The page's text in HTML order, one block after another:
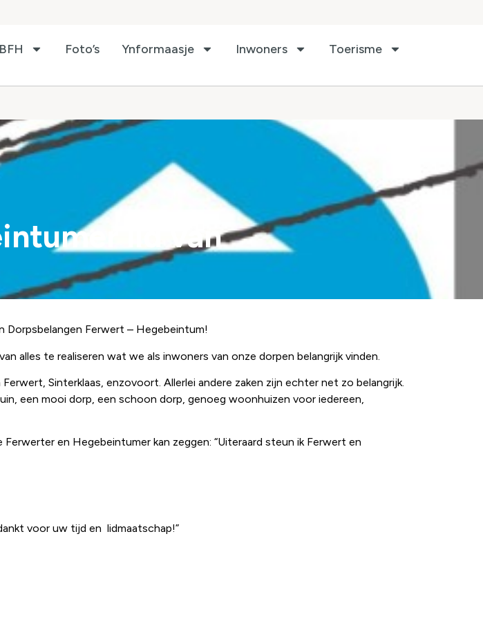
Foto’s Ynformaasje Inwoners Toerisme
lid van
Dorpsbelangen Ferwert – Hegebeintum!
alles te realiseren wat we als inwoners van onze dorpen belangrijk vinden.
Sinterklaas, enzovoort. Allerlei andere zaken zijn echter net zo belangrijk.
een mooi dorp, een schoon dorp, genoeg woonhuizen voor iedereen,
en Hegebeintumer kan zeggen: “Uiteraard steun ik Ferwert en
voor uw tijd en lidmaatschap!”